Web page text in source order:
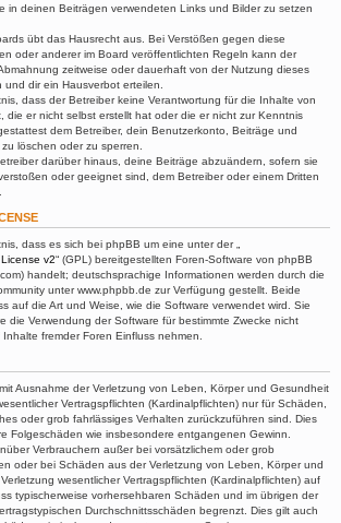
in deinen Beiträgen verwendeten Links und Bilder zu setzen
übt das Hausrecht aus. Bei Verstößen gegen diese
oder anderer im Board veröffentlichten Regeln kann der
zeitweise oder dauerhaft von der Nutzung dieses
dir ein Hausverbot erteilen.
dass der Betreiber keine Verantwortung für die Inhalte von
die er nicht selbst erstellt hat oder die er nicht zur Kenntnis
dem Betreiber, dein Benutzerkonto, Beiträge und
löschen oder zu sperren.
darüber hinaus, deine Beiträge abzuändern, sofern sie
oder geeignet sind, dem Betreiber oder einem Dritten
dass es sich bei phpBB um eine unter der „
v2“ (GPL) bereitgestellten Foren-Software von phpBB
handelt; deutschsprachige Informationen werden durch die
unter www.phpbb.de zur Verfügung gestellt. Beide
auf die Art und Weise, wie die Software verwendet wird. Sie
die Verwendung der Software für bestimmte Zwecke nicht
fremder Foren Einfluss nehmen.
Ausnahme der Verletzung von Leben, Körper und Gesundheit
Vertragspflichten (Kardinalpflichten) nur für Schäden,
oder grob fahrlässiges Verhalten zurückzuführen sind. Dies
Folgeschäden wie insbesondere entgangenen Gewinn.
Verbrauchern außer bei vorsätzlichem oder grob
oder bei Schäden aus der Verletzung von Leben, Körper und
wesentlicher Vertragspflichten (Kardinalpflichten) auf
typischerweise vorhersehbaren Schäden und im übrigen der
Durchschnittsschäden begrenzt. Dies gilt auch